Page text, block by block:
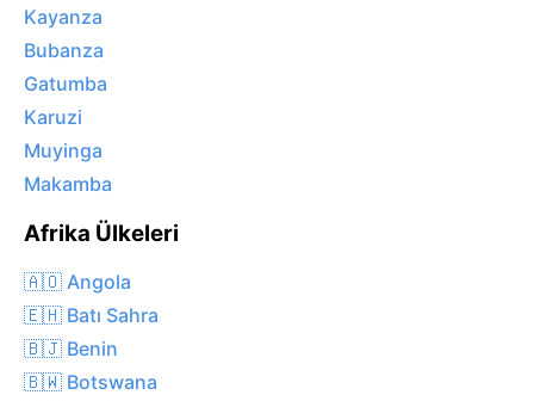
Kayanza
Bubanza
Gatumba
Karuzi
Muyinga
Makamba
Afrika Ülkeleri
🇦🇴 Angola
🇪🇭 Batı Sahra
🇧🇯 Benin
🇧🇼 Botswana